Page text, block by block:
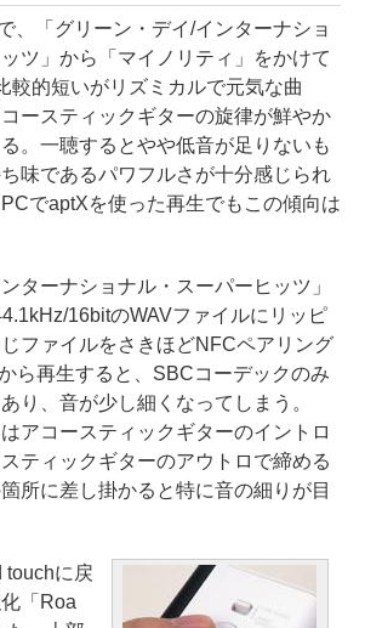
、「グリーン・デイ/インターナショ
ツ」から「マイノリティ」をかけて
較的短いがリズミカルで元気な曲
ースティックギターの旋律が鮮やか
。一聴するとやや低音が足りないも
味であるパワフルさが十分感じられ
でaptXを使った再生でもこの傾向は
ターナショナル・スーパーヒッツ」
16bitのWAVファイルにリッピ
ファイルをさきほどNFCペアリング
ら再生すると、SBCコーデックのみ
り、音が少し細くなってしまう。
はアコースティックギターのイントロ
ティックギターのアウトロで締める
所に差し掛かると特に音の細りが目
に戻
「Roa